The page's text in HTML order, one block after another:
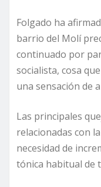
Folgado ha
barrio del Molí
continuado por
socialista, cosa
una sensación de
Las principales
relacionadas con
necesidad de
tónica habitual de